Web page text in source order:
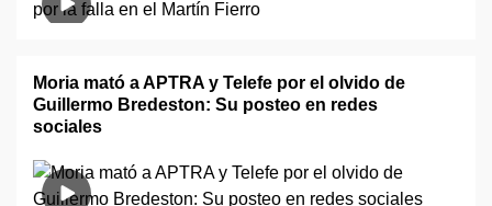
Moria mató a APTRA y Telefe por el olvido de
Guillermo Bredeston: Su posteo en redes
sociales